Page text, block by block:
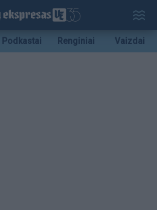
Podkastai Renginiai Vaizdai